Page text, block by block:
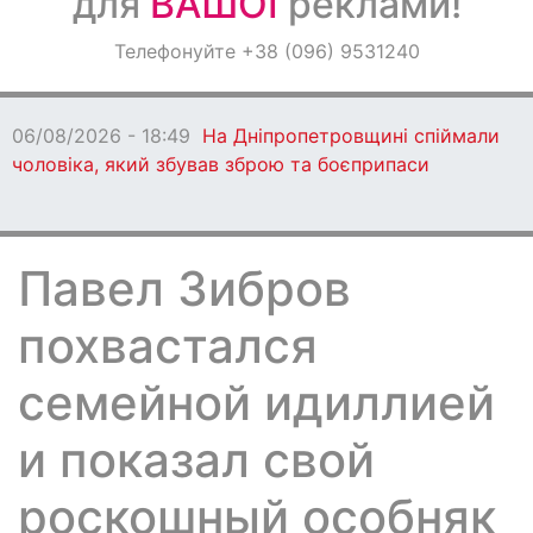
ОголошенняТелефонуйте +38 (096) 9531240
06/08/2026 - 18:47 Ворог протягом дня
бив по Дніпропетровщині: є загиблі
Павел Зибров
похвастался
семейной идиллией
и показал свой
роскошный особняк